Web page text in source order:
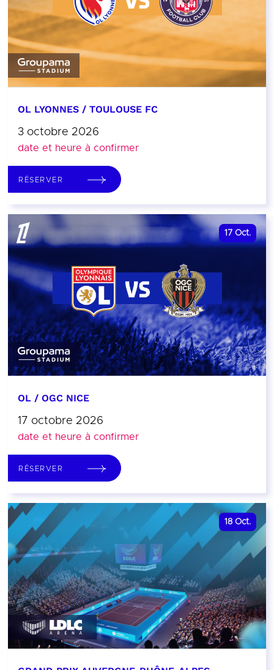
OL LYONNES / TOULOUSE FC
3 octobre 2026
date et heure à confirmer
RÉSERVER
17 Oct.
OL / OGC NICE
17 octobre 2026
date et heure à confirmer
RÉSERVER
18 Oct.